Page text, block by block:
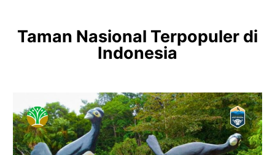
Taman Nasional Terpopuler di
Indonesia